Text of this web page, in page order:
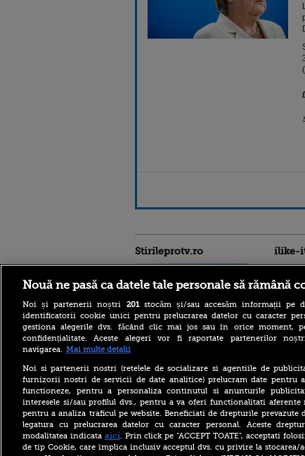
Stirileprotv.ro
oraşe mari ale sale intră sub
alertă roșie de căldură
extremă
Fostul comandant-șef al
armatei ucrainene, după
declarațiile controversate:
Sunt pentru NATO, dar
trebuie să se reinventeze
ilike-
Nouă ne pasă ca datele tale personale să rămână
Noi și partenerii noștri 201stocăm și/sau accesăm informații pe
identificatorii cookie unici pentru prelucrarea datelor cu caracter
gestiona alegerile dvs. făcând clic mai jos sau în orice moment,
confidențialitate. Aceste alegeri vor fi raportate partenerilor
navigarea. Mai multe detalii
Noi si partenerii nostri (retelele de socializare si agentiile de
furnizorii nostri de servicii de date analitice) prelucram date pentru
functioneze, pentru a personaliza continutul si anunturile
interesele si/sau profilul dvs., pentru a va oferi functionalitati aferente
pentru a analiza traficul pe website. Beneficiati de drepturile prevazute
legatura cu prelucrarea datelor cu caracter personal. Aceste
modalitatea indicata aici. Prin click pe “ACCEPT TOATE”, acceptati
de tip Cookie, care implica inclusiv acceptul dvs. cu privire la stocarea/